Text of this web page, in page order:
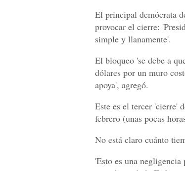
El principal demócrata
provocar el cierre:
simple y llanamente'.
El bloqueo 'se debe a
dólares por un muro
apoya', agregó.
Este es el tercer 'cierre'
febrero (unas pocas
No está claro cuánto
'Esto es una